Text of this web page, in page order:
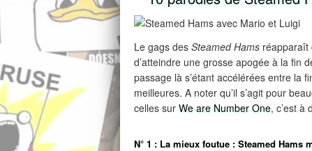
Le gags des Steamed Hams réapparaît
d’atteindre une grosse apogée à la fin
passage là s’étant accélérées entre la
meilleures. A noter qu’il s’agit pour
celles sur We are Number One, c’est à
N° 1 : La mieux foutue : Steamed Hams